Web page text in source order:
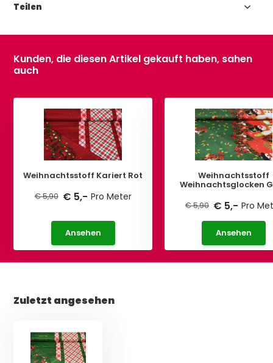
Teilen
Kunden, die diesen Artikel gekauft haben, sahen
auch
Weihnachtsstoff Kariert Rot
€ 5,90 € 5,- Pro Meter
Ansehen
Weihnachtsstoff
Weihnachtsglocken
€ 5,90 € 5,- Pro
Ansehen
Zuletzt angesehen